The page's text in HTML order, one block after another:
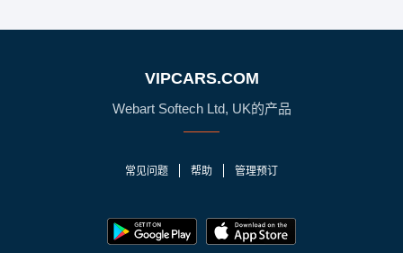
VIPCARS.COM
Webart Softech Ltd, UK的产品
常见问题 帮助 管理预订